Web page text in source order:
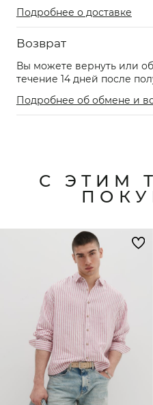
Подробнее о доставке
Возврат
Вы можете вернуть или
течение 14 дней после
Подробнее об обмене и
С ЭТИМ